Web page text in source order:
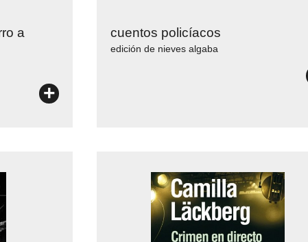
a
+
cuentos policíacos
edición de nieves algaba